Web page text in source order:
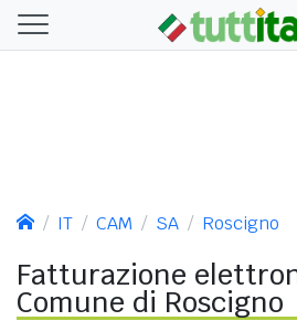
IT CAM SA Roscigno
Fatturazione
Comune di Roscigno